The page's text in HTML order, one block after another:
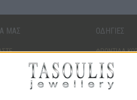
ΜΑΣ
ΜΑΣ
ΟΔΗΓΙΕΣ
ΦΡΟΝΤΙΔΑ
ΔΙΑΜΑΝΤΙΑ
ΠΟΛΥΤΙΜΟΙ
ΠΟΛΥΤΙΜΑ